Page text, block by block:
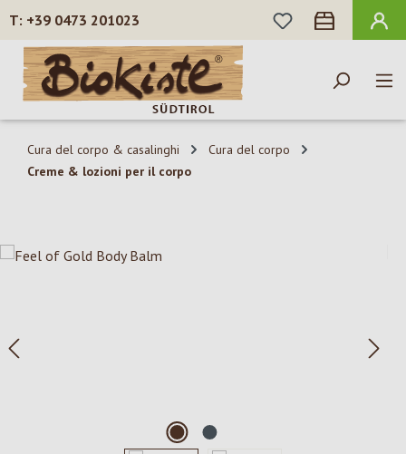
Passa al contenuto principale
+39 0473 201023
HAI 0 ARTICOLI
Cura del corpo & casalinghi
Cura del corpo
Creme & lozioni per il corpo
Salta la galleria di immagini